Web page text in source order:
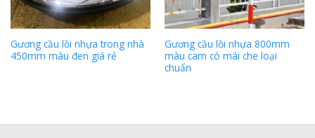
Gương cầu lồi nhựa trong nhà
450mm màu đen giá rẻ
Gương cầu lồi nhựa 800mm
màu cam có mái che loại
chuẩn